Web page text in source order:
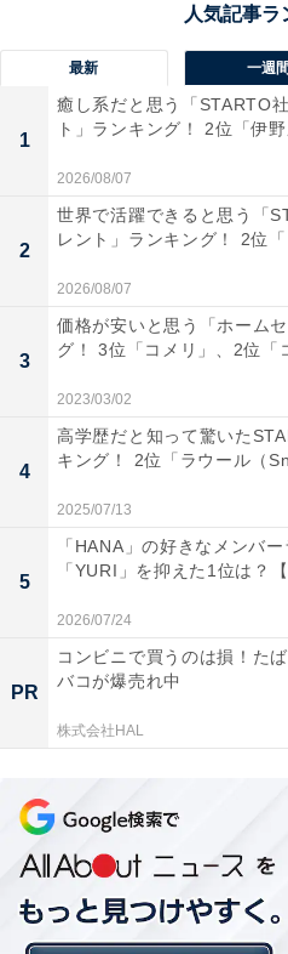
回答者からは「年末年始に温
り過ごせ、しまなみ海道にも
年を迎えられるから」（40
ゆっくりしたい」（40代男
める施設が密集しているから
いった声が集まりました。
1位：佐田岬半島ミュー
／53票
見事1位に輝いたのは、伊方
ージアム」でした。2023年
新しい道の駅で、四国の最西
ィーラインの途中に位置して
は、瀬戸内海と宇和海のパノ
き、冬の力強い海を眺めなが
では、地元の海産物やかんき
最新 一週間
1
癒し系だと思う「STARTO
ト」ランキング！ 2位「伊野
2026/08/07
2
世界で活躍できると思う「
レント」ランキング！ 2位「
2026/08/07
3
価格が安いと思う「ホーム
グ！ 3位「コメリ」、2位「
2023/03/02
4
高学歴だと知って驚いた
キング！ 2位「ラウール（
2025/07/13
5
「HANA」の好きなメンバ
「YURI」を抑えた1位は？【
2026/07/24
PR
コンビニで買うのは損！た
バコが爆売れ中
株式会社HAL